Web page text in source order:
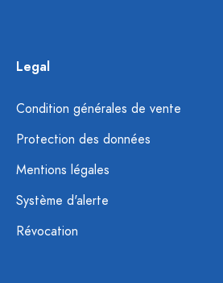
Legal
Condition générales de vente
Protection des données
Mentions légales
Système d'alerte
Révocation